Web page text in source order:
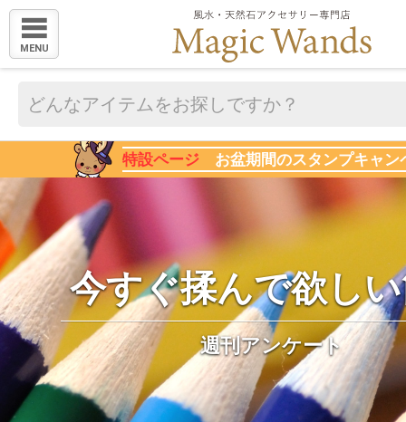
MENU
特設ページ お盆期間のスタンプキャン
今すぐ揉んで欲し
週刊アンケート